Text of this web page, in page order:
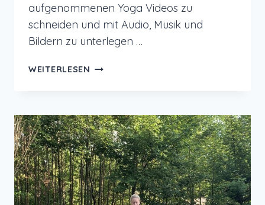
aufgenommenen Yoga Videos zu
schneiden und mit Audio, Musik und
Bildern zu unterlegen …
WEITERLESEN 12
OKTOBER
2022
–
YOGA
VIDEOS
ERSTELLEN